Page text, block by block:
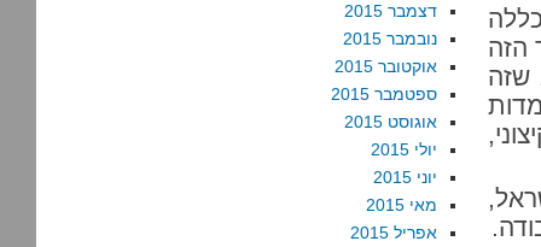
הזה
שזה
דצמבר 2015
נובמבר 2015
אוקטובר 2015
ספטמבר 2015
אוגוסט 2015
יולי 2015
יוני 2015
מאי 2015
אפריל 2015